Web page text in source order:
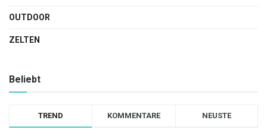
OUTDOOR
ZELTEN
Beliebt
TREND KOMMENTARE NEUSTE